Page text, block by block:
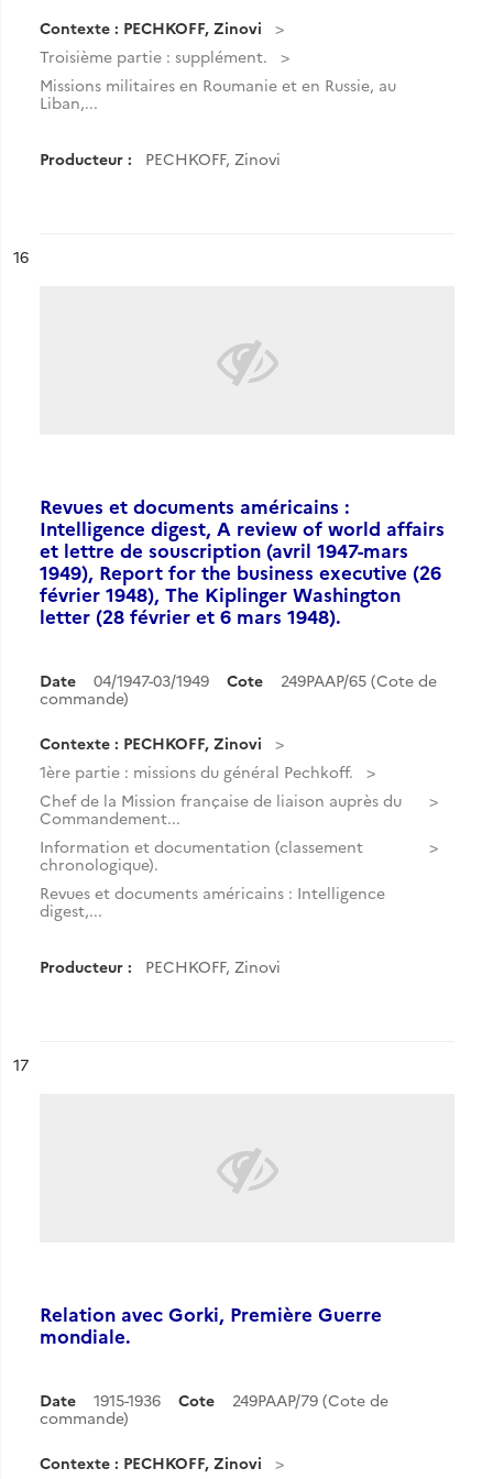
Contexte : PECHKOFF, Zinovi
Troisième partie : supplément.
Missions militaires en Roumanie et en Russie, au
Liban,...
Producteur : PECHKOFF, Zinovi
n°
16
Revues et documents américains :
Intelligence digest, A review of world affairs
et lettre de souscription (avril 1947-mars
1949), Report for the business executive (26
février 1948), The Kiplinger Washington
letter (28 février et 6 mars 1948).
Date 04/1947-03/1949 Cote
249PAAP/65 (Cote de
commande)
Contexte : PECHKOFF, Zinovi
1ère partie : missions du général Pechkoff.
Chef de la Mission française de liaison auprès du
Commandement...
Information et documentation (classement
chronologique).
Revues et documents américains : Intelligence
digest,...
Producteur : PECHKOFF, Zinovi
n°
17
Relation avec Gorki, Première Guerre
mondiale.
Date 1915-1936 Cote
249PAAP/79 (Cote de
commande)
Contexte : PECHKOFF, Zinovi